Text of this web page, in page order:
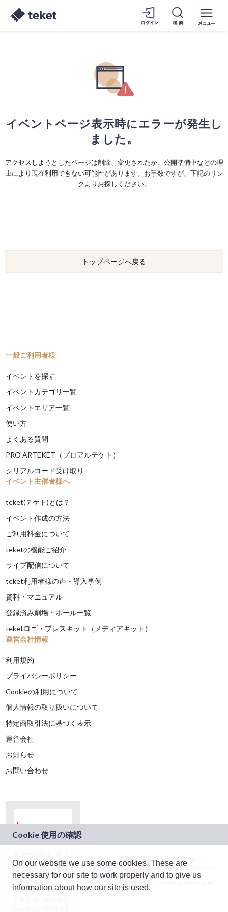
イベントページ表示時にエラーが発生し
ました。
アクセスしようとしたページは削除、変更されたか、公開準備中などの理
由により現在利用できない可能性があります。お手数ですが、下記のリン
クよりお探しください。
トップページへ戻る
一般ご利用者様
イベントを探す
イベントカテゴリ一覧
イベントエリア一覧
使い方
よくある質問
PRO ARTEKET（プロアルテケト）
シリアルコード受け取り
イベント主催者様へ
teket(テケト)とは？
イベント作成の方法
ご利用料金について
teketの機能ご紹介
ライブ配信について
teket利用者様の声・導入事例
資料・マニュアル
登録済み劇場・ホール一覧
teketロゴ・プレスキット（メディアキット）
運営会社情報
利用規約
プライバシーポリシー
Cookieの利用について
個人情報の取り扱いについて
特定商取引法に基づく表示
運営会社
お知らせ
お問い合わせ
ドコモグループの新
規事業創出プログラ
ム「docomo
STARTUP」を通じて
JASRAC許諾番号：
9024936001Y45037
JASRAC許諾番号：
On our website we use some cookies. These are
necessary for our site to work properly and to give us
information about how our site is used.